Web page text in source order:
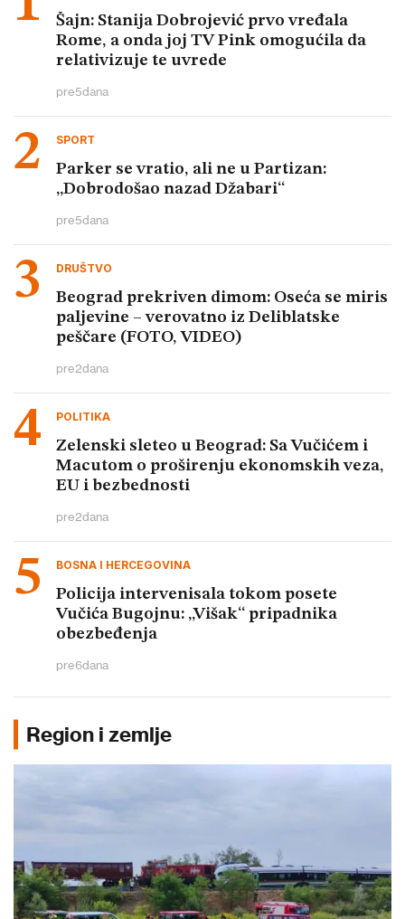
Šajn: Stanija Dobrojević prvo vređala
Rome, a onda joj TV Pink omogućila da
relativizuje te uvrede
pre5dana
SPORT
Parker se vratio, ali ne u Partizan:
„Dobrodošao nazad Džabari“
pre5dana
DRUŠTVO
Beograd prekriven dimom: Oseća se miris
paljevine – verovatno iz Deliblatske
peščare (FOTO, VIDEO)
pre2dana
POLITIKA
Zelenski sleteo u Beograd: Sa Vučićem i
Macutom o proširenju ekonomskih veza,
EU i bezbednosti
pre2dana
BOSNA I HERCEGOVINA
Policija intervenisala tokom posete
Vučića Bugojnu: „Višak“ pripadnika
obezbeđenja
pre6dana
Region i zemlje